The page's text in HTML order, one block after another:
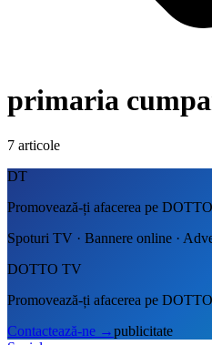
primaria
7 articole
DT
Promovează-ți afacerea pe
Spoturi TV · Bannere online ·
DOTTO TV
Promovează-ți afacerea pe
Contactează-ne →publicitate